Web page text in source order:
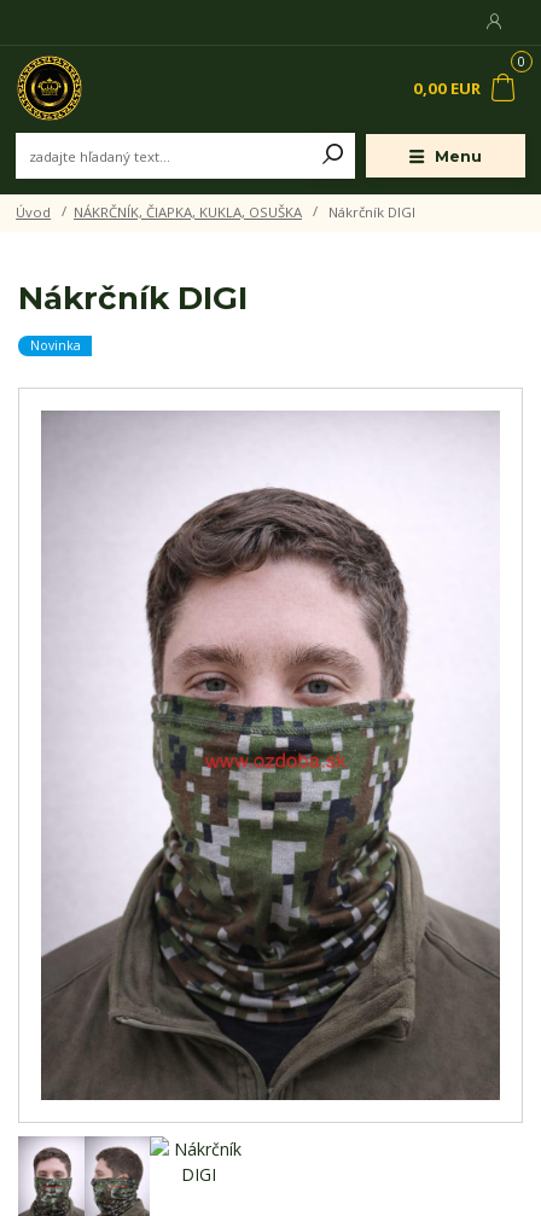
Menu
0
0,00 EUR
Úvod NÁKRČNÍK, ČIAPKA, KUKLA, OSUŠKA Nákrčník DIGI
Nákrčník DIGI
Novinka